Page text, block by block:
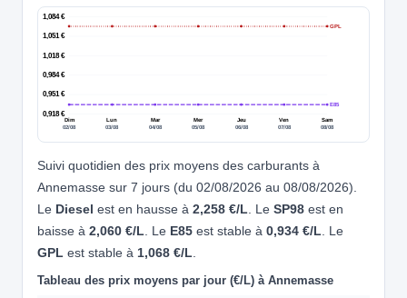
0,918 €
0,951 €
0,984 €
1,018 €
1,051 €
1,084 €
Dim
02/08
Lun
03/08
Mar
04/08
Mer
05/08
Jeu
06/08
Ven
07/08
Sam
08/08
E85
GPL
Suivi quotidien des prix moyens des carburants à
Annemasse sur 7 jours (du 02/08/2026 au 08/08/2026).
Le Diesel est en hausse à 2,258 €/L. Le SP98 est en
baisse à 2,060 €/L. Le E85 est stable à 0,934 €/L. Le
GPL est stable à 1,068 €/L.
Tableau des prix moyens par jour (€/L) à Annemasse